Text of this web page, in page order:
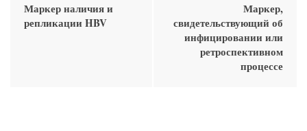
Маркер наличия и
репликации HBV
Маркер,
свидетельствующий об
инфицировании или
ретроспективном
процессе